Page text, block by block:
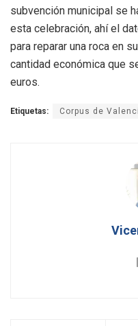
subvención municipal se
esta celebración, ahí el
para reparar una roca en
cantidad económica que
euros.
Etiquetas: Corpus de